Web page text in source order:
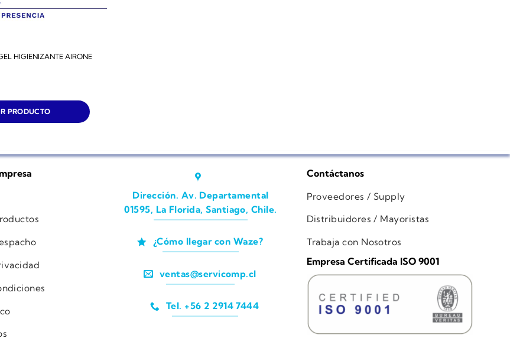
HIGIENIZANTE AIRONE
PRODUCTO
Dirección. Av. Departamental
01595, La Florida, Santiago, Chile.
¿Cómo llegar con Waze?
ventas@servicomp.cl
Tel. +56 2 2914 7444
Contáctanos
Proveedores / Supply
Distribuidores / Mayoristas
Trabaja con Nosotros
Empresa Certificada ISO 9001